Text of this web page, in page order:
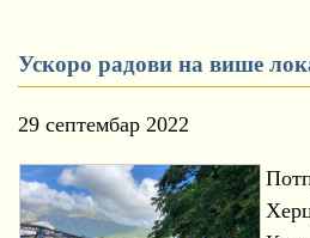
Ускоро радови на више
29 септембар 2022